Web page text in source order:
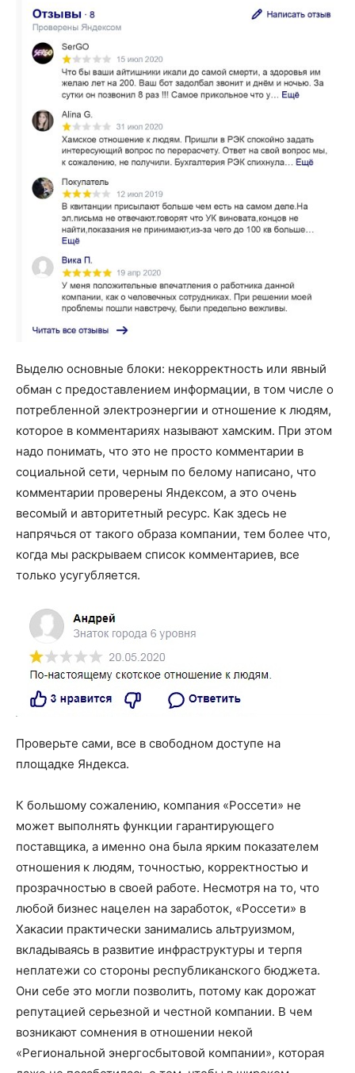
Выделю основные блоки: некорректность или явный
обман с предоставлением информации, в том числе о
потребленной электроэнергии и отношение к людям,
которое в комментариях называют хамским. При этом
надо понимать, что это не просто комментарии в
социальной сети, черным по белому написано, что
комментарии проверены Яндексом, а это очень
весомый и авторитетный ресурс. Как здесь не
напрячься от такого образа компании, тем более что,
когда мы раскрываем список комментариев, все
только усугубляется.
Проверьте сами, все в свободном доступе на
площадке Яндекса.
К большому сожалению, компания «Россети» не
может выполнять функции гарантирующего
поставщика, а именно она была ярким показателем
отношения к людям, точностью, корректностью и
прозрачностью в своей работе. Несмотря на то, что
любой бизнес нацелен на заработок, «Россети» в
Хакасии практически занимались альтруизмом,
вкладываясь в развитие инфраструктуры и терпя
неплатежи со стороны республиканского бюджета.
Они себе это могли позволить, потому как дорожат
репутацией серьезной и честной компании. В чем
возникают сомнения в отношении некой
«Региональной энергосбытовой компании», которая